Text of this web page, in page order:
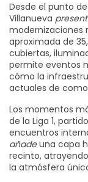
Desde el punto
Villanueva
modernizaciones
aproximada de
cubiertas,
permite eventos
cómo la
actuales de
Los momentos
de la Liga 1,
encuentros
añadeuna capa
recinto,
la atmósfera